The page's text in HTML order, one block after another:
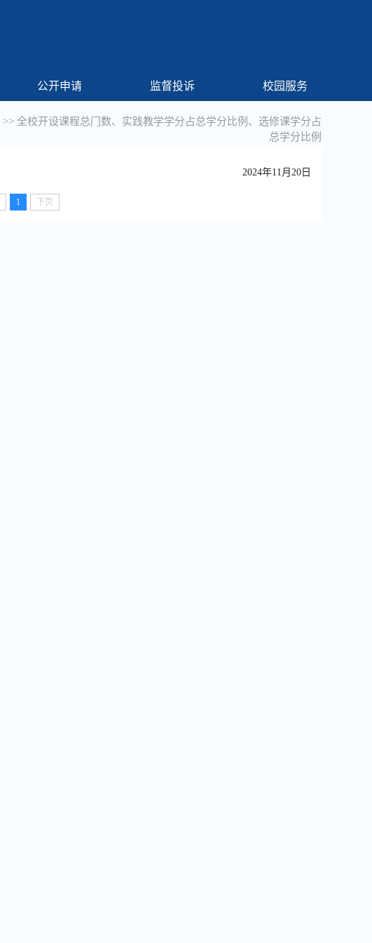
公开申请 监督投诉 校园服务
>> 全校开设课程总门数、实践教学学分占总学分比例、选修课学分占
总学分比例
2024年11月20日
1 下页